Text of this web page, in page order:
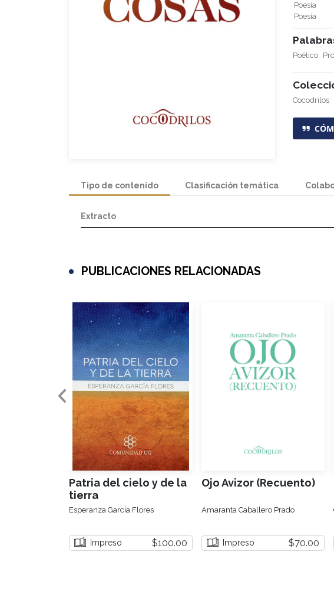
Poesía
Poesía
Poético
Cocodrilos
Tipo de contenido
Extracto
Clasificación temática
PUBLICACIONES RELACIONADAS
Patria del cielo y de la
tierra
Esperanza García Flores
Impreso $100.00
Ojo Avizor (Recuento)
Amaranta Caballero Prado
Impreso $70.00